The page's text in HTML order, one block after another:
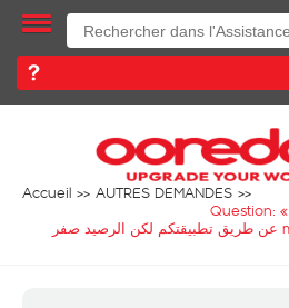
Accueil
AUTRES DEMANDES
Question: «